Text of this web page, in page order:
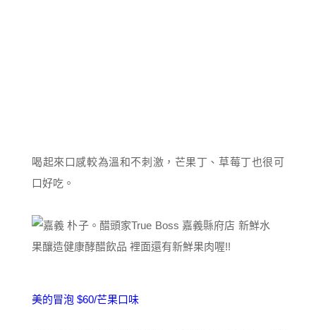
喝起來口感較為溫和不刺激，芒果丁、草莓丁也很可
口好吃。
美的冒泡 $60/芒果口味